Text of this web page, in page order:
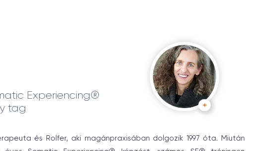
Experiencing®
tag
és Rolfer, aki magánpraxisában dolgozik 1997 óta. Miután